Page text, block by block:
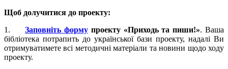
Щоб долучитися до проекту:
1.
Заповніть формупроекту «Приходь та пиши!». Ваша
бібліотека потрапить до української бази проекту, надалі Ви
отримуватимете всі методичні матеріали та новини щодо ходу
проекту.